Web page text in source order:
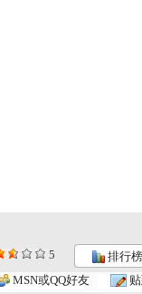
5 排行榜
MSN或QQ好友
2... 大风车 2...